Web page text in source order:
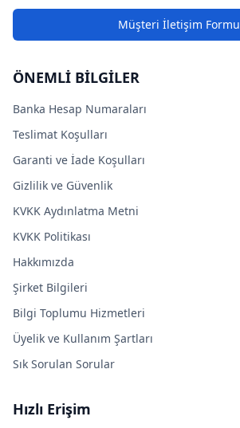
Müşteri İletişim Formu
ÖNEMLİ BİLGİLER
Banka Hesap Numaraları
Teslimat Koşulları
Garanti ve İade Koşulları
Gizlilik ve Güvenlik
KVKK Aydınlatma Metni
KVKK Politikası
Hakkımızda
Şirket Bilgileri
Bilgi Toplumu Hizmetleri
Üyelik ve Kullanım Şartları
Sık Sorulan Sorular
Hızlı Erişim